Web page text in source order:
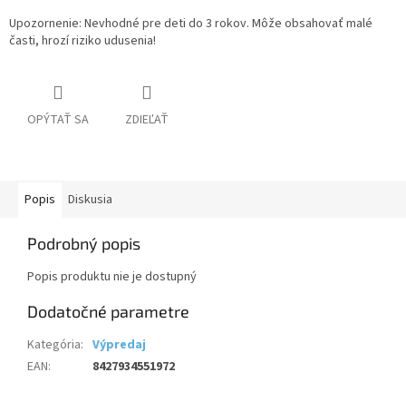
Upozornenie: Nevhodné pre deti do 3 rokov. Môže obsahovať malé
časti, hrozí riziko udusenia!
OPÝTAŤ SA ZDIEĽAŤ
Popis Diskusia
Podrobný popis
Popis produktu nie je dostupný
Dodatočné parametre
Kategória: Výpredaj
EAN: 8427934551972